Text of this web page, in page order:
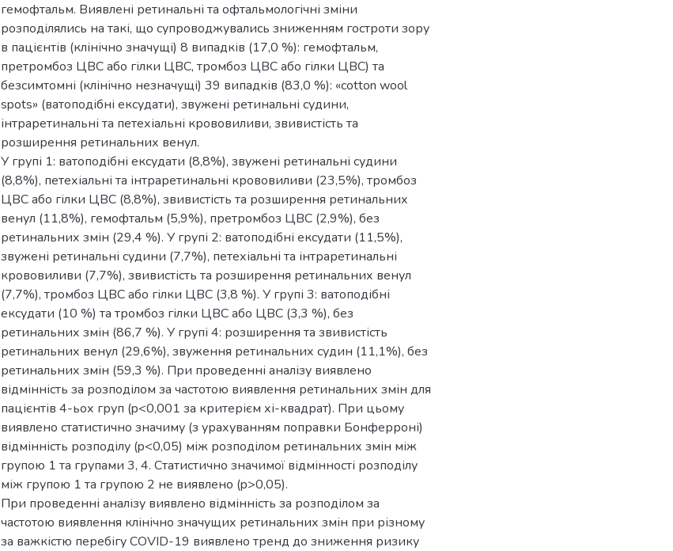
гемофтальм. Виявлені ретинальні та офтальмологічні зміни
розподілялись на такі, що супроводжувались зниженням гостроти зору
в пацієнтів (клінічно значущі) 8 випадків (17,0 %): гемофтальм,
претромбоз ЦВС або гілки ЦВС, тромбоз ЦВС або гілки ЦВС) та
безсимтомні (клінічно незначущі) 39 випадків (83,0 %): «cotton wool
spots» (ватоподібні ексудати), звужені ретинальні судини,
інтраретинальні та петехіальні крововиливи, звивистість та
розширення ретинальних венул.
У групі 1: ватоподібні ексудати (8,8%), звужені ретинальні судини
(8,8%), петехіальні та інтраретинальні крововиливи (23,5%), тромбоз
ЦВС або гілки ЦВС (8,8%), звивистість та розширення ретинальних
венул (11,8%), гемофтальм (5,9%), претромбоз ЦВС (2,9%), без
ретинальних змін (29,4 %). У групі 2: ватоподібні ексудати (11,5%),
звужені ретинальні судини (7,7%), петехіальні та інтраретинальні
крововиливи (7,7%), звивистість та розширення ретинальних венул
(7,7%), тромбоз ЦВС або гілки ЦВС (3,8 %). У групі 3: ватоподібні
ексудати (10 %) та тромбоз гілки ЦВС або ЦВС (3,3 %), без
ретинальних змін (86,7 %). У групі 4: розширення та звивистість
ретинальних венул (29,6%), звуження ретинальних судин (11,1%), без
ретинальних змін (59,3 %). При проведенні аналізу виявлено
відмінність за розподілом за частотою виявлення ретинальних змін для
пацієнтів 4-ьох груп (p<0,001 за критерієм хі-квадрат). При цьому
виявлено статистично значиму (з урахуванням поправки Бонферроні)
відмінність розподілу (p<0,05) між розподілом ретинальних змін між
групою 1 та групами 3, 4. Статистично значимої відмінності розподілу
між групою 1 та групою 2 не виявлено (p>0,05).
При проведенні аналізу виявлено відмінність за розподілом за
частотою виявлення клінічно значущих ретинальних змін при різному
за важкістю перебігу COVID-19 виявлено тренд до зниження ризику